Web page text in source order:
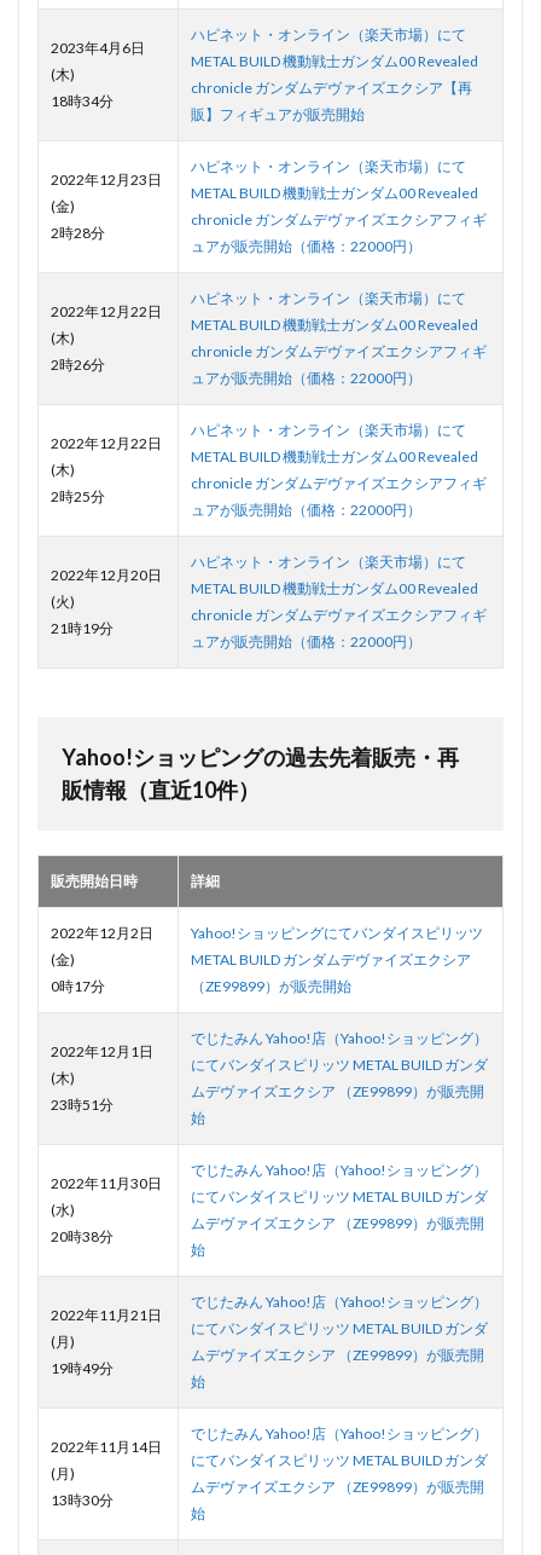
2023年4月6日
(木)
18時34分
ハピネット・オンライン（楽天市場）にて
METAL BUILD 機動戦士ガンダム00 Revealed
chronicle ガンダムデヴァイズエクシア【再
販】フィギュアが販売開始
2022年12月23日
(金)
2時28分
ハピネット・オンライン（楽天市場）にて
METAL BUILD 機動戦士ガンダム00 Revealed
chronicle ガンダムデヴァイズエクシアフィギ
ュアが販売開始（価格：22000円）
2022年12月22日
(木)
2時26分
ハピネット・オンライン（楽天市場）にて
METAL BUILD 機動戦士ガンダム00 Revealed
chronicle ガンダムデヴァイズエクシアフィギ
ュアが販売開始（価格：22000円）
2022年12月22日
(木)
2時25分
ハピネット・オンライン（楽天市場）にて
METAL BUILD 機動戦士ガンダム00 Revealed
chronicle ガンダムデヴァイズエクシアフィギ
ュアが販売開始（価格：22000円）
2022年12月20日
(火)
21時19分
ハピネット・オンライン（楽天市場）にて
METAL BUILD 機動戦士ガンダム00 Revealed
chronicle ガンダムデヴァイズエクシアフィギ
ュアが販売開始（価格：22000円）
Yahoo!ショッピングの過去先着販売・再
販情報（直近10件）
販売開始日時 詳細
2022年12月2日
(金)
0時17分
Yahoo!ショッピングにてバンダイスピリッツ
METAL BUILD ガンダムデヴァイズエクシア
（ZE99899）が販売開始
2022年12月1日
(木)
23時51分
でじたみん Yahoo!店（Yahoo!ショッピング）
にてバンダイスピリッツ METAL BUILD ガンダ
ムデヴァイズエクシア （ZE99899）が販売開
始
2022年11月30日
(水)
20時38分
でじたみん Yahoo!店（Yahoo!ショッピング）
にてバンダイスピリッツ METAL BUILD ガンダ
ムデヴァイズエクシア （ZE99899）が販売開
始
2022年11月21日
(月)
19時49分
でじたみん Yahoo!店（Yahoo!ショッピング）
にてバンダイスピリッツ METAL BUILD ガンダ
ムデヴァイズエクシア （ZE99899）が販売開
始
2022年11月14日
(月)
13時30分
でじたみん Yahoo!店（Yahoo!ショッピング）
にてバンダイスピリッツ METAL BUILD ガンダ
ムデヴァイズエクシア （ZE99899）が販売開
始